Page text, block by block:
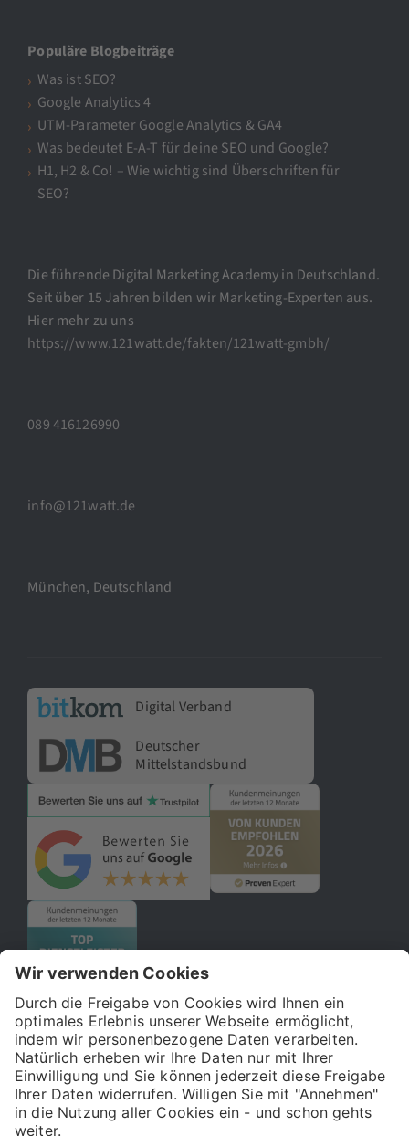
Populäre Blogbeiträge
Was ist SEO?
Google Analytics 4
UTM-Parameter Google Analytics & GA4
Was bedeutet E-A-T für deine SEO und Google?
H1, H2 & Co! – Wie wichtig sind Überschriften für
SEO?
Die führende Digital Marketing Academy in Deutschland.
Seit über 15 Jahren bilden wir Marketing-Experten aus.
Hier mehr zu uns
https://www.121watt.de/fakten/121watt-gmbh/
089 416126990
info@121watt.de
München, Deutschland
Digital Verband
Deutscher
Mittelstandsbund
© 2026 121WATT GmbH